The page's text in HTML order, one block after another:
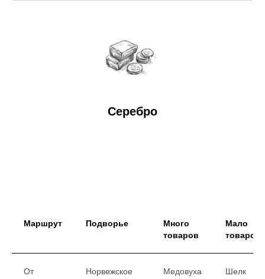
Серебро
Маршрут Подворье
Много
товаров
Мало
товаров
От
Норвежское Медовуха Шелк